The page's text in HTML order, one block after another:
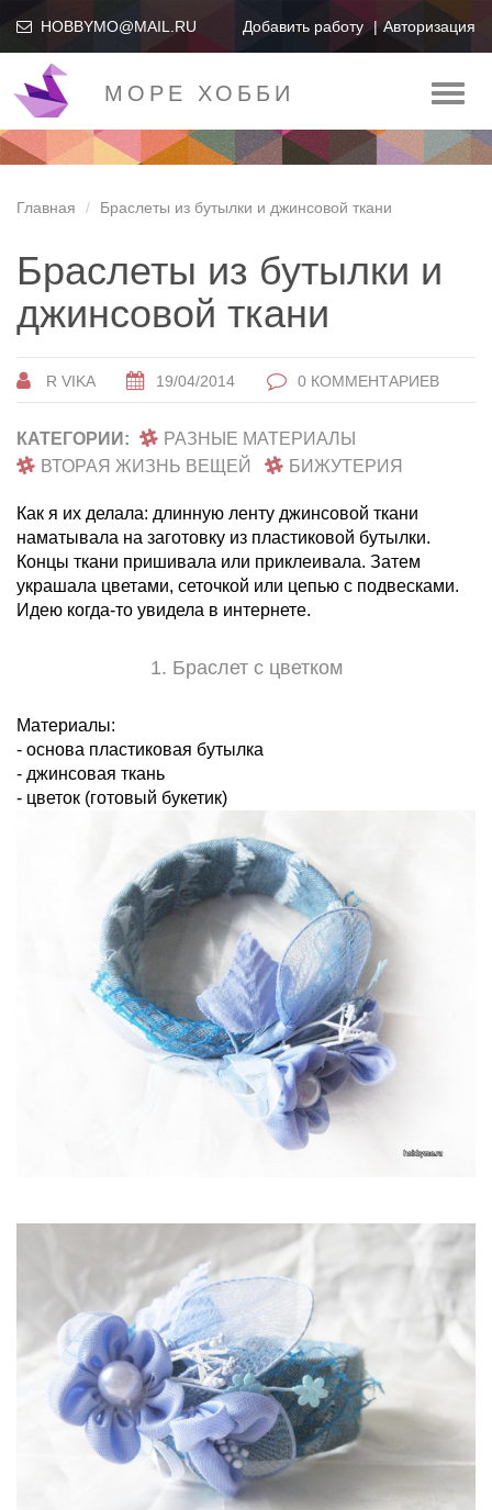
HOBBYMO@MAIL.RU Добавить работу Авторизация
МОРЕ ХОББИ
Главная Браслеты из бутылки и джинсовой ткани
Браслеты из бутылки и
джинсовой ткани
R VIKA 19/04/2014 0 КОММЕНТАРИЕВ
КАТЕГОРИИ:
РАЗНЫЕ МАТЕРИАЛЫ
ВТОРАЯ ЖИЗНЬ ВЕЩЕЙ
БИЖУТЕРИЯ
Как я их делала: длинную ленту джинсовой ткани
наматывала на заготовку из пластиковой бутылки.
Концы ткани пришивала или приклеивала. Затем
украшала цветами, сеточкой или цепью с подвесками.
Идею когда-то увидела в интернете.
1. Браслет с цветком
Материалы:
- основа пластиковая бутылка
- джинсовая ткань
- цветок (готовый букетик)